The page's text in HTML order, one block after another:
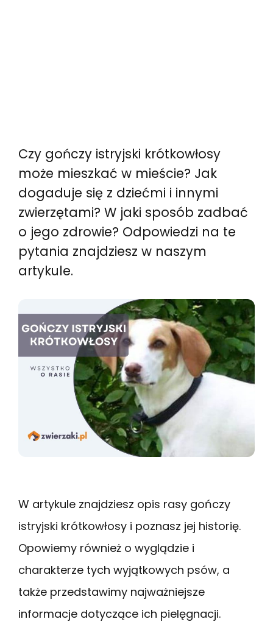
Czy gończy istryjski krótkowłosy
może mieszkać w mieście? Jak
dogaduje się z dziećmi i innymi
zwierzętami? W jaki sposób zadbać
o jego zdrowie? Odpowiedzi na te
pytania znajdziesz w naszym
artykule.
W artykule znajdziesz opis rasy gończy
istryjski krótkowłosy i poznasz jej historię.
Opowiemy również o wyglądzie i
charakterze tych wyjątkowych psów, a
także przedstawimy najważniejsze
informacje dotyczące ich pielęgnacji.